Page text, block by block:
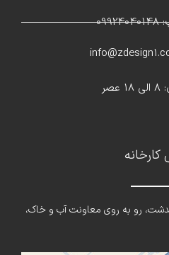
رو به روی معاونت آب و خاک،